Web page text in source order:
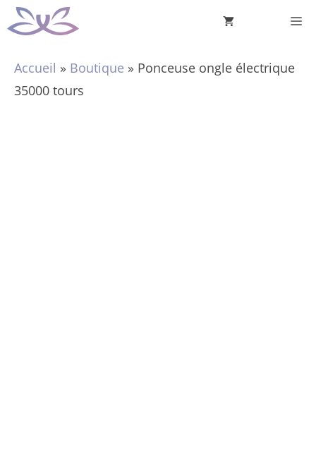
Aller
au
Accueil » Boutique » Ponceuse ongle électrique
35000 tours